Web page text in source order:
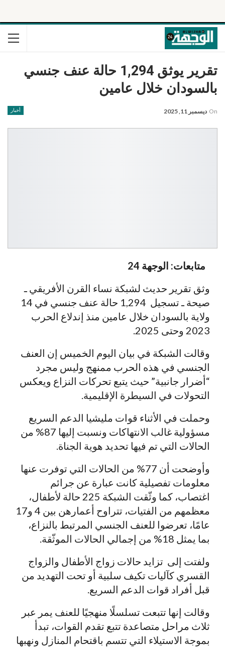
تقرير يوثق 1,294 حالة عنف جنسي
بالسودان خلال عامين
أخبار On ديسمبر 11, 2025
متابعات: الوجهة 24
وثق تقرير حديث لشبكة نساء القرن الأفريقي ـ
صيحة ـ تسجيل 1,294 حالة عنف جنسي في 14
ولاية بالسودان خلال عامين منذ إندلاع الحرب
2023 وحتى 2025.
وقالت الشبكة في بيان اليوم الخميس إن العنف
الجنسي في هذه الحرب ممنهج وليس مجرد
“أضرار جانبية” حيث يتبع تحركات النزاع ويعكس
التحولات في السيطرة الإقليمية.
وحملت في الأثناء قوات مليشيا الدعم السريع
مسؤولية غالب الانتهاكات ونسبت إليها 87% من
الحالات التي تم فيها تحديد هوية الجناة.
وأوضحت أن 77% من الحالات التي توفرت عنها
معلومات تفصيلية كانت عبارة عن جرائم
اغتصاب، كما وثّقت الشبكة 225 حالة لأطفال،
معظمهم من الفتيات، تتراوح أعمارهن بين 4 و17
عامًا، تعرضوا للعنف الجنسي المرتبط بالنزاع،
بما يمثل 18% من إجمالي الحالات الموثّقة.
ولفتت إلى تزايد حالات زواج الأطفال والزواج
القسري كآليات تكيف سلبية أو تحت التهديد من
قبل أفراد قوات الدعم السريع.
وقالت إنها تتبعت تسلسلًا منهجيًا للعنف يمر عبر
ثلاث مراحل متصاعدة تتبع تقدم القوات، تبدأ
بموجة الاستيلاء التي تتسم باقتحام المنازل ونهبها